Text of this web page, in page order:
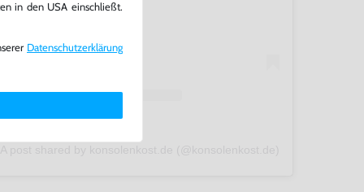
in den USA einschließt.
Daten­schutz­erklärung